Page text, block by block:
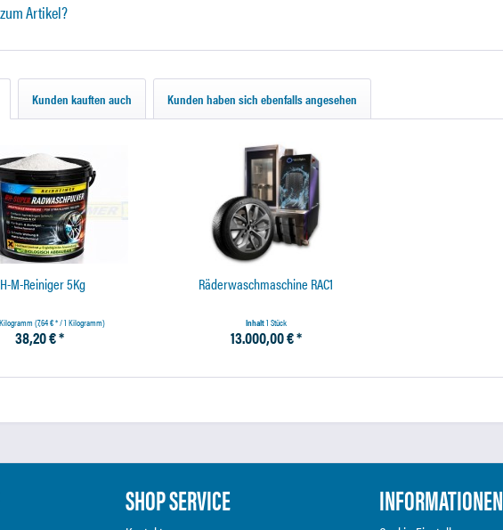
Artikel?
Kunden kauften auch Kunden haben sich ebenfalls angesehen
M-Reiniger 5Kg
(7,64 € * / 1 Kilogramm)
38,20 € *
Räderwaschmaschine RAC1
Inhalt1 Stück
13.000,00 € *
SHOP SERVICE INFORMATIONEN